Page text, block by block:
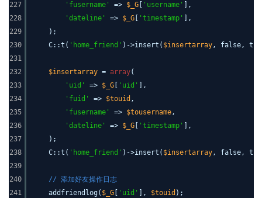
227
228
229
230
231
232
233
234
235
236
237
238
239
240
241
'fusername'
=> $_G 'username'
],
'dateline'
=> $_G 'timestamp'
],
);
C::t( 'home_friend' )->insert( $insertarray, false,
$insertarray = array(
'uid'
=> $_G 'uid'
],
'fuid'
=> $touid ,
'fusername'
=> $tousername,
'dateline'
=> $_G 'timestamp'
],
);
C::t( 'home_friend' )->insert( $insertarray, false,
// 添加好友操作日志
addfriendlog( $_G 'uid' ], $touid );